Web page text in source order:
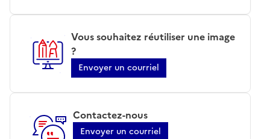
Vous souhaitez réutiliser une image
?
Envoyer un courriel
Contactez-nous
Envoyer un courriel